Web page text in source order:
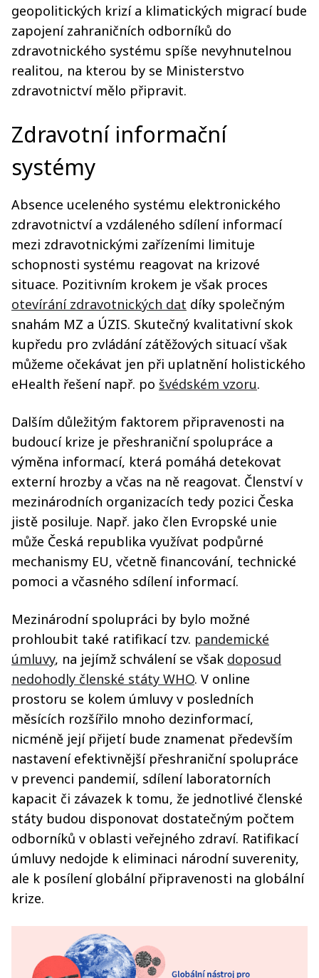
geopolitických krizí a klimatických migrací bude
zapojení zahraničních odborníků do
zdravotnického systému spíše nevyhnutelnou
realitou, na kterou by se Ministerstvo
zdravotnictví mělo připravit.
Zdravotní informační
systémy
Absence uceleného systému elektronického
zdravotnictví a vzdáleného sdílení informací
mezi zdravotnickými zařízeními limituje
schopnosti systému reagovat na krizové
situace. Pozitivním krokem je však proces
otevírání zdravotnických dat díky společným
snahám MZ a ÚZIS. Skutečný kvalitativní skok
kupředu pro zvládání zátěžových situací však
můžeme očekávat jen při uplatnění holistického
eHealth řešení např. po švédském vzoru.
Dalším důležitým faktorem připravenosti na
budoucí krize je přeshraniční spolupráce a
výměna informací, která pomáhá detekovat
externí hrozby a včas na ně reagovat. Členství v
mezinárodních organizacích tedy pozici Česka
jistě posiluje. Např. jako člen Evropské unie
může Česká republika využívat podpůrné
mechanismy EU, včetně financování, technické
pomoci a včasného sdílení informací.
Mezinárodní spolupráci by bylo možné
prohloubit také ratifikací tzv. pandemické
úmluvy, na jejímž schválení se však doposud
nedohodly členské státy WHO. V online
prostoru se kolem úmluvy v posledních
měsících rozšířilo mnoho dezinformací,
nicméně její přijetí bude znamenat především
nastavení efektivnější přeshraniční spolupráce
v prevenci pandemií, sdílení laboratorních
kapacit či závazek k tomu, že jednotlivé členské
státy budou disponovat dostatečným počtem
odborníků v oblasti veřejného zdraví. Ratifikací
úmluvy nedojde k eliminaci národní suverenity,
ale k posílení globální připravenosti na globální
krize.